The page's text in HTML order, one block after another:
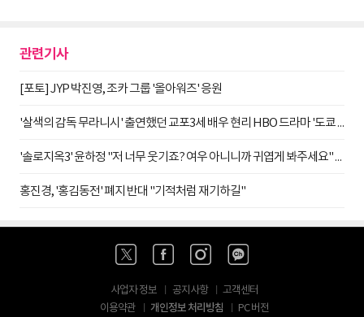
관련기사
[포토] JYP 박진영, 조카 그룹 '올아워즈' 응원
'살색의 감독 무라니시' 출연했던 교포3세 배우 현리 HBO 드라마 '도쿄 바이스 시즌2'에 출연
'솔로지옥3' 윤하정 "저 너무 웃기죠? 여우 아니니까 귀엽게 봐주세요" 소감 남겨
홍진경, '홍김동전' 폐지 반대 "기적처럼 재기하길"
사업자 정보 공지사항
고객센터
이용약관
개인정보 처리방침 PC 버전